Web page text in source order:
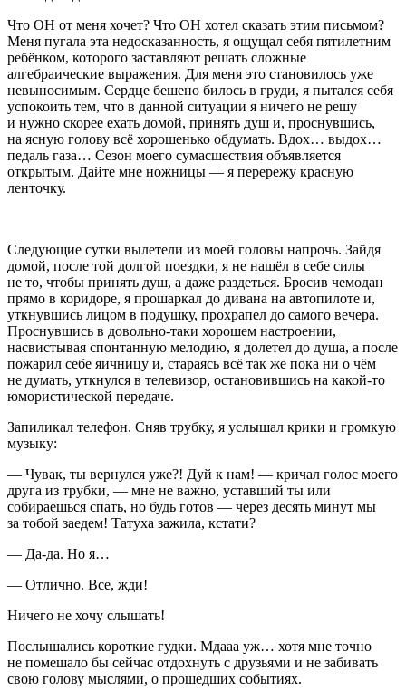
Что ОН от меня хочет? Что ОН хотел сказать этим письмом?
Меня пугала эта недосказанность, я ощущал себя пятилетним
ребёнком, которого заставляют решать сложные
алгебраические выражения. Для меня это становилось уже
невыносимым. Сердце бешено билось в груди, я пытался себя
успокоить тем, что в данной ситуации я ничего не решу
и нужно скорее ехать домой, принять душ и, проснувшись,
на ясную голову всё хорошенько обдумать. Вдох… выдох…
педаль газа… Сезон моего сумасшествия объявляется
открытым. Дайте мне ножницы — я перережу красную
ленточку.
Следующие сутки вылетели из моей головы напрочь. Зайдя
домой, после той долгой поездки, я не нашёл в себе силы
не то, чтобы принять душ, а даже раздеться. Бросив чемодан
прямо в коридоре, я прошаркал до дивана на автопилоте и,
уткнувшись лицом в подушку, прохрапел до самого вечера.
Проснувшись в довольно-таки хорошем настроении,
насвистывая спонтанную мелодию, я долетел до душа, а после
пожарил себе яичницу и, стараясь всё так же пока ни о чём
не думать, уткнулся в телевизор, остановившись на какой-то
юмористической передаче.
Запиликал телефон. Сняв трубку, я услышал крики и громкую
музыку:
— Чувак, ты вернулся уже?! Дуй к нам! — кричал голос моего
друга из трубки, — мне не важно, уставший ты или
собираешься спать, но будь готов — через десять минут мы
за тобой заедем! Татуха зажила, кстати?
— Да-да. Но я…
— Отлично. Все, жди!
Ничего не хочу слышать!
Послышались короткие гудки. Мдааа уж… хотя мне точно
не помешало бы сейчас отдохнуть с друзьями и не забивать
свою голову мыслями, о прошедших событиях.